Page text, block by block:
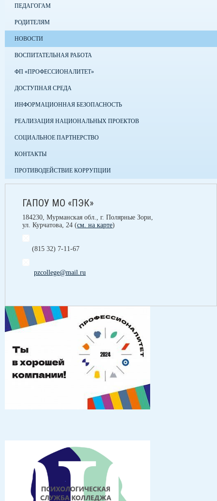
ПЕДАГОГАМ
РОДИТЕЛЯМ
НОВОСТИ
ВОСПИТАТЕЛЬНАЯ РАБОТА
ФП «ПРОФЕССИОНАЛИТЕТ»
ДОСТУПНАЯ СРЕДА
ИНФОРМАЦИОННАЯ БЕЗОПАСНОСТЬ
РЕАЛИЗАЦИЯ НАЦИОНАЛЬНЫХ ПРОЕКТОВ
СОЦИАЛЬНОЕ ПАРТНЕРСТВО
КОНТАКТЫ
ПРОТИВОДЕЙСТВИЕ КОРРУПЦИИ
ГАПОУ МО «ПЭК»
184230, Мурманская обл., г. Полярные Зори,
ул. Курчатова, 24 (см. на карте)
(815 32) 7-11-67
pzcollege@mail.ru